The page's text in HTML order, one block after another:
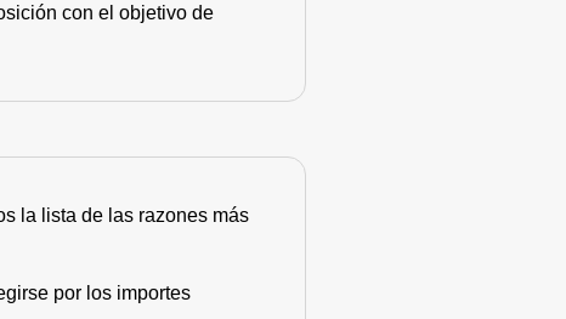
con el objetivo de
la lista de las razones más
por los importes